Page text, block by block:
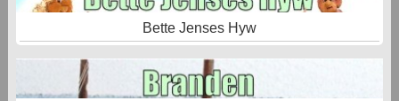
Bette Jenses Hyw